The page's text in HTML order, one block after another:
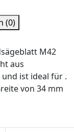
(0)
M42
aus
ist ideal für .
von 34 mm